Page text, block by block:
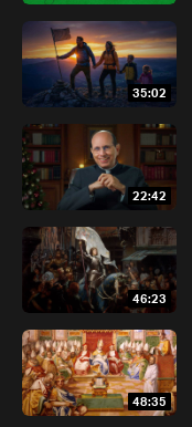
35:02
22:42
46:23
48:35